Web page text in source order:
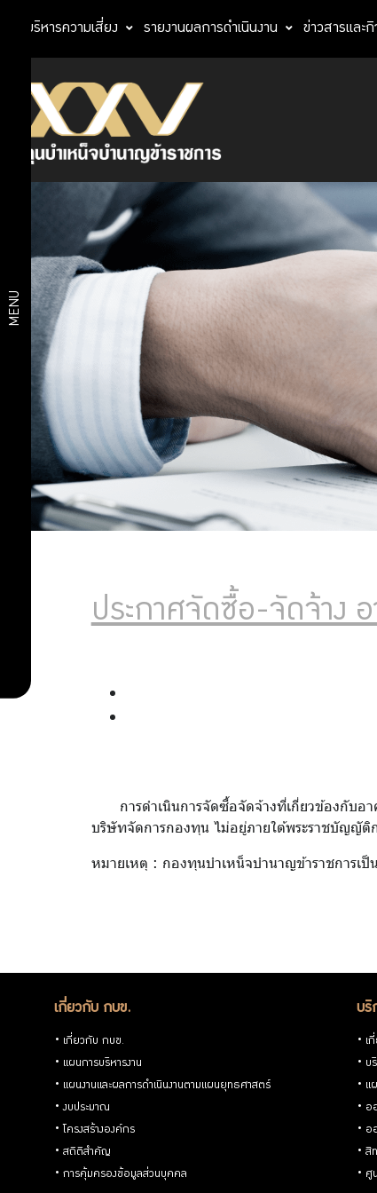
การบริหารความเสี่ยง รายงานผลการดำเนินงาน ข่าวสารและ
MENU
จัดซื้อ-
จัดจ้าง
สรุป
ซื้อ-
จัด
จ้าง
วิเคราะห์
จัดซื้อ
จ้าง
ประกาศ
จำหน่าย
ทรัพย์สิน
จัดจ้าง
อาคาร
อับดุล
เพลส
จัดจ้าง
ประกาศ
ผลจัด
ซื้อจัด
จ้าง
ประกาศจัดซื้อ-จัดจ้าง
การดำเนินการจัดซื้อจัดจ้างที่เกี่ยวข้องกับ
บริษัทจัดการกองทุน ไม่อยู่ภายใต้พระราชบัญญัติ
หมายเหตุ : กองทุนบำเหน็จบำนาญข้าราชการเ
เกี่ยวกับ กบข.
เกี่ยวกับ กบข.
แผนการบริหารงาน
แผนงานและผลการดำเนินงานตามแผนยุทธศาสตร์
งบประมาณ
โครงสร้างองค์กร
สถิติสำคัญ
การคุ้มครองข้อมูลส่วนบุคคล
บริ
เ
บ
แ
อ
อ
สิ
ศู